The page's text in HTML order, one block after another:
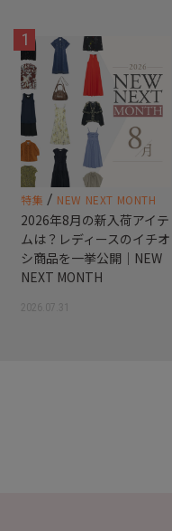
1
特集 / NEW NEXT MONTH
2026年8月の新入荷アイテ
ムは？レディースのイチオ
シ商品を一挙公開｜NEW
NEXT MONTH
2026.07.31